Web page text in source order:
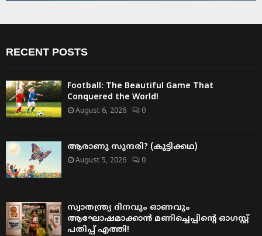
RECENT POSTS
Football: The Beautiful Game That
Conquered the World!
August 6, 2026 0
ആരാണു സുന്ദരി? (കുട്ടിക്കഥ)
August 5, 2026 0
സ്വാതന്ത്ര്യ ദിനവും ഓണവും
ആഘോഷമാക്കാൻ മണിച്ചെപ്പിന്റെ ഓഗസ്റ്റ്
പതിപ്പ് എത്തി!